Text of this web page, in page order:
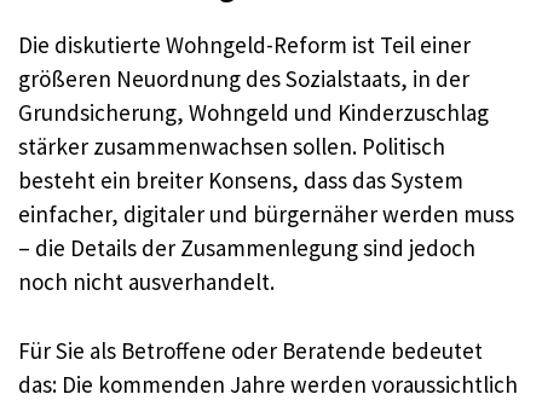
Die diskutierte Wohngeld-Reform ist Teil einer
größeren Neuordnung des Sozialstaats, in der
Grundsicherung, Wohngeld und Kinderzuschlag
stärker zusammenwachsen sollen. Politisch
besteht ein breiter Konsens, dass das System
einfacher, digitaler und bürgernäher werden muss
– die Details der Zusammenlegung sind jedoch
noch nicht ausverhandelt.
Für Sie als Betroffene oder Beratende bedeutet
das: Die kommenden Jahre werden voraussichtlich